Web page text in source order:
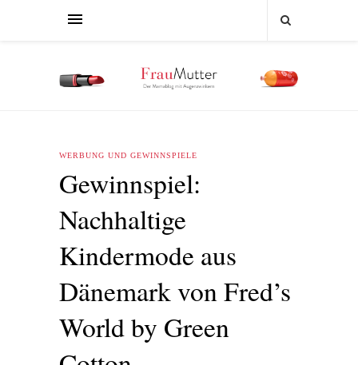
WERBUNG UND GEWINNSPIELE
Gewinnspiel:
Nachhaltige
Kindermode aus
Dänemark von Fred’s
World by Green